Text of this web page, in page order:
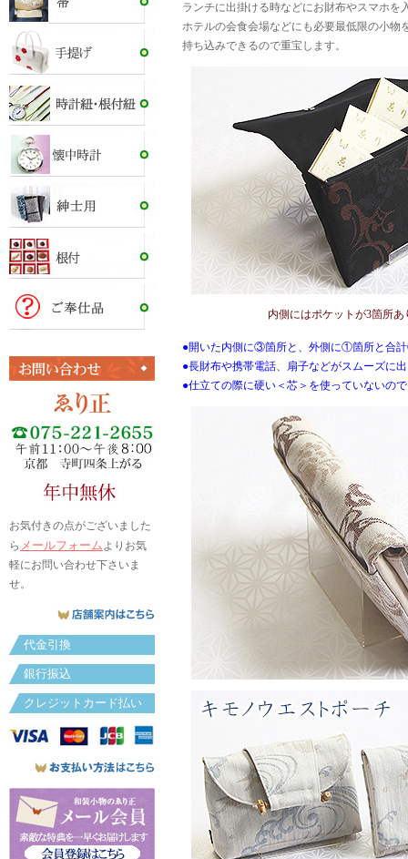
お気付きの点がございました
ら メールフォームよりお気
軽にお問い合わせ下さいま
せ。
代金引換
銀行振込
クレジットカード払い
ランチに出掛ける時などにお財布やスマホを
ホテルの会食会場などにも必要最低限の小物
持ち込みできるので重宝します。
内側にはポケットが3箇所あ
●開いた内側に③箇所と、外側に①箇所と合
●長財布や携帯電話、扇子などがスムーズに
●仕立ての際に硬い＜芯＞を使っていないの